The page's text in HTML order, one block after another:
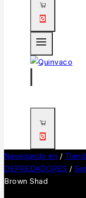
0
0
Navegando en /
DEPREDADORES /
Brown Shad